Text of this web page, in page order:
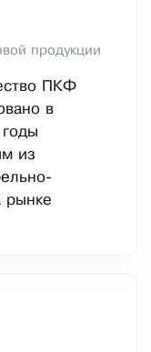
продукции
ПКФ
в
из
рынке